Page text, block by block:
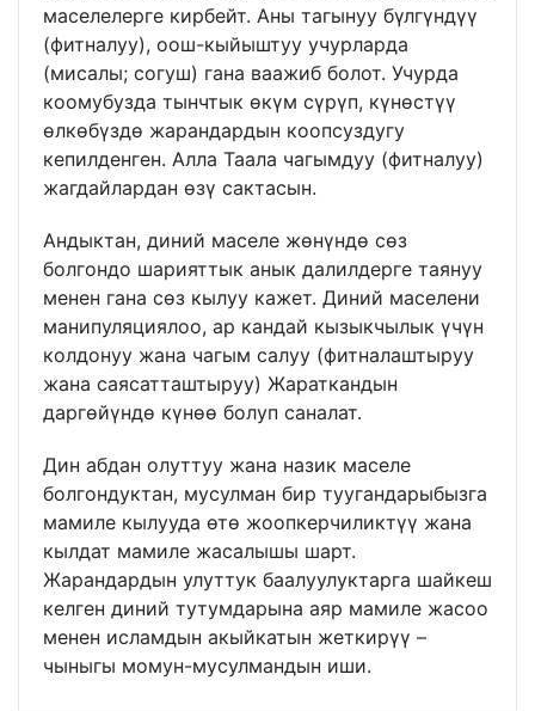
маселелерге кирбейт. Аны тагынуу бүлгүндүү
(фитналуу), оош-кыйыштуу учурларда
(мисалы; согуш) гана ваажиб болот. Учурда
коомубузда тынчтык өкүм сүрүп, күнөстүү
өлкөбүздө жарандардын коопсуздугу
кепилденген. Алла Таала чагымдуу (фитналуу)
жагдайлардан өзү сактасын.
Андыктан, диний маселе жөнүндө сөз
болгондо шарияттык анык далилдерге таянуу
менен гана сөз кылуу кажет. Диний маселени
манипуляциялоо, ар кандай кызыкчылык үчүн
колдонуу жана чагым салуу (фитналаштыруу
жана саясатташтыруу) Жараткандын
даргөйүндө күнөө болуп саналат.
Дин абдан олуттуу жана назик маселе
болгондуктан, мусулман бир туугандарыбызга
мамиле кылууда өтө жоопкерчиликтүү жана
кылдат мамиле жасалышы шарт.
Жарандардын улуттук баалуулуктарга шайкеш
келген диний тутумдарына аяр мамиле жасоо
менен исламдын акыйкатын жеткирүү –
чыныгы момун-мусулмандын иши.